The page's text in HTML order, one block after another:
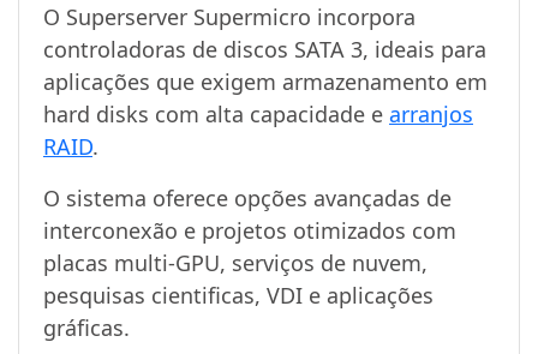
O Superserver Supermicro incorpora
controladoras de discos SATA 3, ideais para
aplicações que exigem armazenamento em
hard disks com alta capacidade e arranjos
RAID.
O sistema oferece opções avançadas de
interconexão e projetos otimizados com
placas multi-GPU, serviços de nuvem,
pesquisas cientificas, VDI e aplicações
gráficas.